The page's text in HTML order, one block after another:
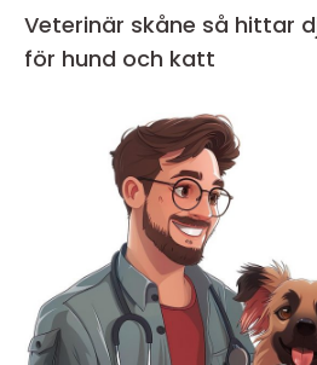
Veterinär skåne så hittar djurägare rätt vård
för hund och katt